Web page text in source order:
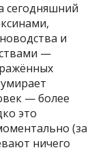
сегодняшний
и
—
— более
это
(за
ничего